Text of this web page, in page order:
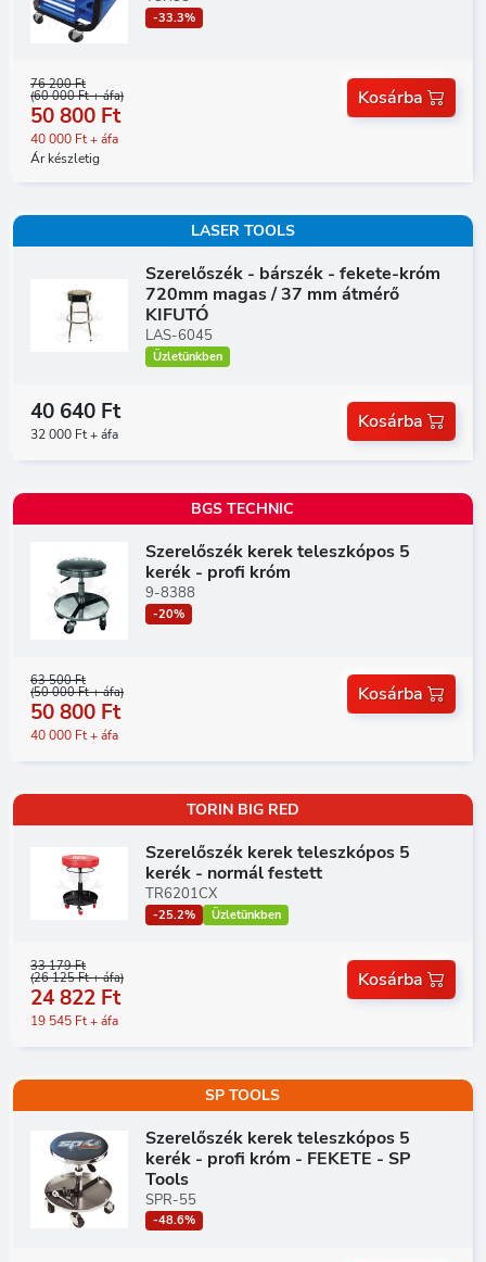
-33.3%
76 200 Ft
(60 000 Ft + áfa)
50 800 Ft
40 000 Ft + áfa
Ár készletig
Kosárba
LASER TOOLS
Szerelőszék - bárszék - fekete-króm
720mm magas / 37 mm átmérő
KIFUTÓ
LAS-6045
Üzletünkben
40 640 Ft
32 000 Ft + áfa
Kosárba
BGS TECHNIC
Szerelőszék kerek teleszkópos 5
kerék - profi króm
9-8388
-20%
63 500 Ft
(50 000 Ft + áfa)
50 800 Ft
40 000 Ft + áfa
Kosárba
TORIN BIG RED
Szerelőszék kerek teleszkópos 5
kerék - normál festett
TR6201CX
-25.2% Üzletünkben
33 179 Ft
(26 125 Ft + áfa)
24 822 Ft
19 545 Ft + áfa
Kosárba
SP TOOLS
Szerelőszék kerek teleszkópos 5
kerék - profi króm - FEKETE - SP
Tools
SPR-55
-48.6%